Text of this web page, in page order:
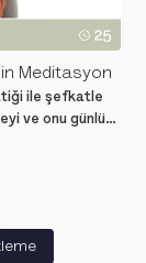
Meditasyon
ile şefkatle
ve onu günlük